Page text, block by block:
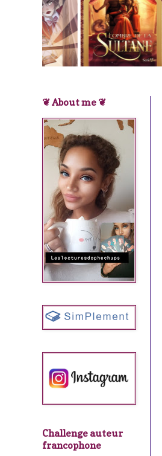
❦ About me ❦
Challenge auteur
francophone